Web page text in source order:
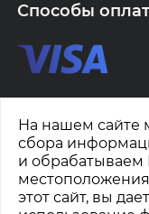
Способы
На нашем сайте
сбора
и обрабатываем
этот сайт, вы